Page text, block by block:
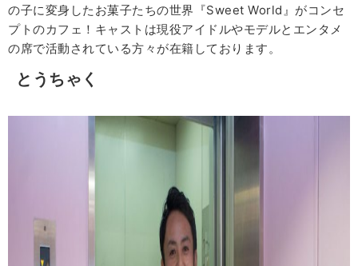
の子に変身したお菓子たちの世界『Sweet World』がコンセ
プトのカフェ！キャストは現役アイドルやモデルとエンタメ
の席で活動されている方々が在籍しております。
とうちゃく